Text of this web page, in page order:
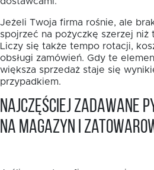
Jeżeli Twoja firma rośnie, ale
spojrzeć na pożyczkę szerzej niż
Liczy się także tempo rotacji,
obsługi zamówień. Gdy te
większa sprzedaż staje się
przypadkiem.
Najczęściej zadawane
na magazyn i